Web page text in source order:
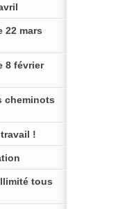
22 mars
8 février
cheminots
!
tous